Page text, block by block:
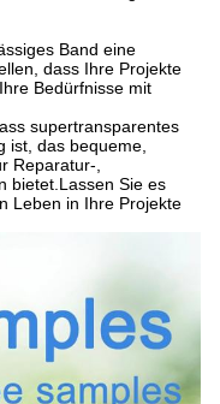
Band eine
dass Ihre Projekte
Bedürfnisse mit
supertransparentes
ist, das bequeme,
Reparatur-,
bietet.Lassen Sie es
Leben in Ihre Projekte